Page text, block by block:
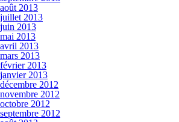
août 2013
juillet 2013
juin 2013
mai 2013
avril 2013
mars 2013
février 2013
janvier 2013
décembre 2012
novembre 2012
octobre 2012
septembre 2012